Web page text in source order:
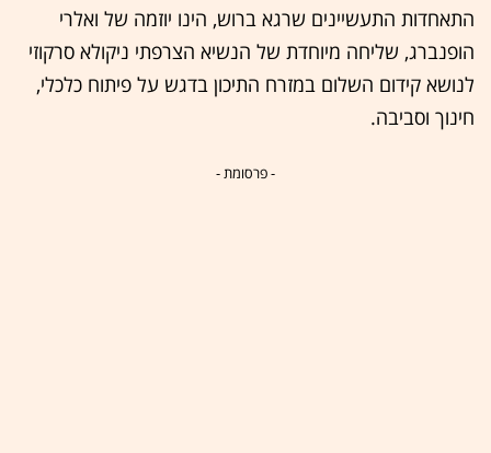
התאחדות התעשיינים שרגא ברוש, הינו יוזמה של ואלרי
הופנברג, שליחה מיוחדת של הנשיא הצרפתי ניקולא סרקוזי
לנושא קידום השלום במזרח התיכון בדגש על פיתוח כלכלי,
חינוך וסביבה.
- פרסומת -